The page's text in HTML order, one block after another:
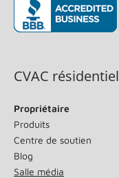
CVAC résidentiel
Propriétaire
Produits
Centre de soutien
Blog
Salle média